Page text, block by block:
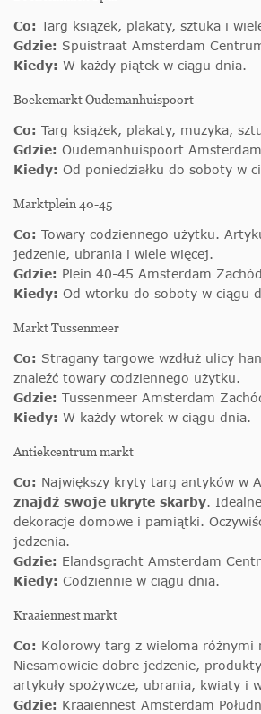
Co: Targ książek, plakaty, sztuka i
Gdzie: Spuistraat Amsterdam
Kiedy: W każdy piątek w ciągu dnia.
Boekemarkt Oudemanhuispoort
Co: Targ książek, plakaty, muzyka,
Gdzie: Oudemanhuispoort Amsterdam
Kiedy: Od poniedziałku do soboty w
Marktplein 40-45
Co: Towary codziennego użytku.
jedzenie, ubrania i wiele więcej.
Gdzie: Plein 40-45 Amsterdam
Kiedy: Od wtorku do soboty w ciągu
Markt Tussenmeer
Co: Stragany targowe wzdłuż ulicy
znaleźć towary codziennego użytku.
Gdzie: Tussenmeer Amsterdam
Kiedy: W każdy wtorek w ciągu dnia.
Antiekcentrum markt
Co: Największy kryty targ antyków w
znajdź swoje ukryte skarby.
dekoracje domowe i pamiątki.
jedzenia.
Gdzie: Elandsgracht Amsterdam
Kiedy: Codziennie w ciągu dnia.
Kraaiennest markt
Co: Kolorowy targ z wieloma różnymi
Niesamowicie dobre jedzenie,
artykuły spożywcze, ubrania, kwiaty i
Gdzie: Kraaiennest Amsterdam